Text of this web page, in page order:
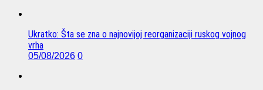
Ukratko: Šta se zna o najnovijoj reorganizaciji ruskog vojnog
vrha
05/08/2026 0